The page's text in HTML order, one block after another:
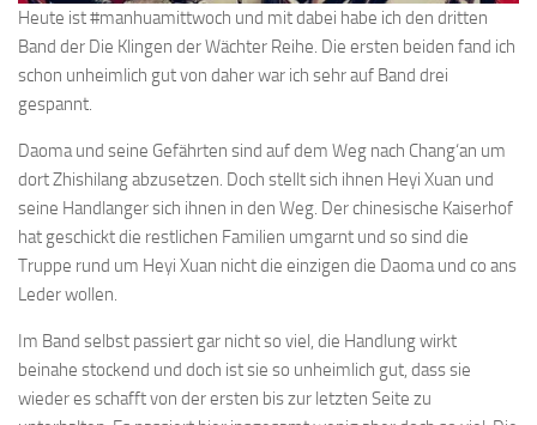
Heute ist #manhuamittwoch und mit dabei habe ich den dritten
Band der Die Klingen der Wächter Reihe. Die ersten beiden fand ich
schon unheimlich gut von daher war ich sehr auf Band drei
gespannt.
Daoma und seine Gefährten sind auf dem Weg nach Chang‘an um
dort Zhishilang abzusetzen. Doch stellt sich ihnen Heyi Xuan und
seine Handlanger sich ihnen in den Weg. Der chinesische Kaiserhof
hat geschickt die restlichen Familien umgarnt und so sind die
Truppe rund um Heyi Xuan nicht die einzigen die Daoma und co ans
Leder wollen.
Im Band selbst passiert gar nicht so viel, die Handlung wirkt
beinahe stockend und doch ist sie so unheimlich gut, dass sie
wieder es schafft von der ersten bis zur letzten Seite zu